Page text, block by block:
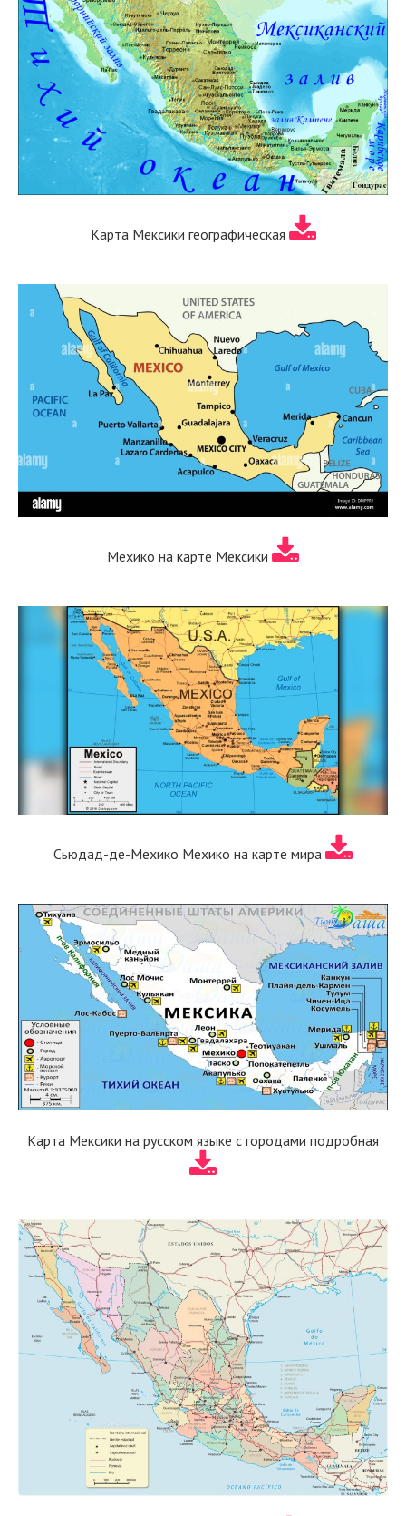
Карта Мексики географическая
Мехико на карте Мексики
Сьюдад-де-Мехико Мехико на карте мира
Карта Мексики на русском языке с городами подробная